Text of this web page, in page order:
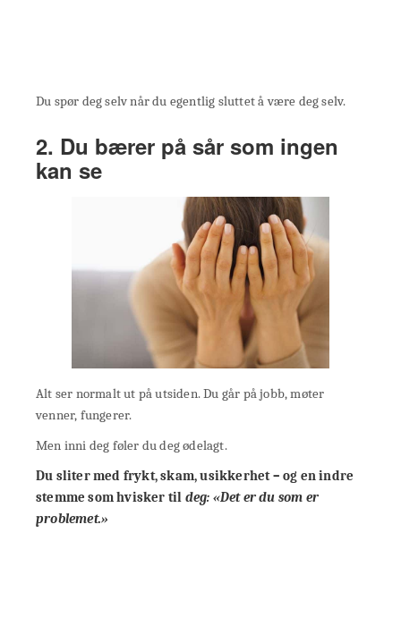
Du spør deg selv når du egentlig sluttet å være deg selv.
2. Du bærer på sår som ingen
kan se
Alt ser normalt ut på utsiden. Du går på jobb, møter
venner, fungerer.
Men inni deg føler du deg ødelagt.
Du sliter med frykt, skam, usikkerhet – og en indre
stemme som hvisker til deg: «Det er du som er
problemet.»